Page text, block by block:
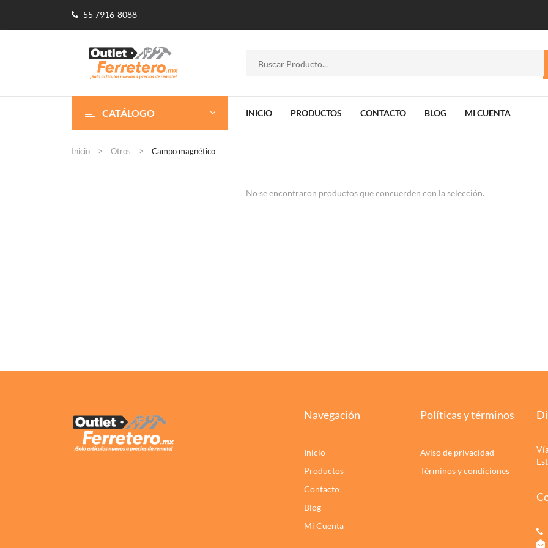
55 7916-8088
CATÁLOGO INICIO PRODUCTOS CONTACTO BLOG MI CUENTA
Inicio Otros Campo magnético
No se encontraron productos que concuerden con la selección.
Navegación
Inicio
Productos
Contacto
Blog
Mi Cuenta
Políticas y términos
Aviso de privacidad
Términos y condiciones